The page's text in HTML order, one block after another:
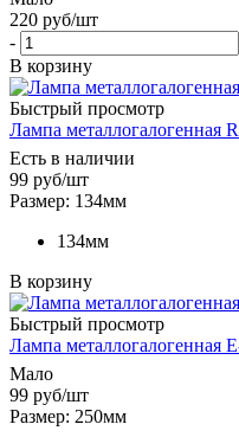
220 руб/шт
-
В корзину
Быстрый просмотр
Лампа металлогалогенная
Есть в наличии
99 руб/шт
Размер: 134мм
134мм
В корзину
Быстрый просмотр
Лампа металлогалогенная
Мало
99 руб/шт
Размер: 250мм